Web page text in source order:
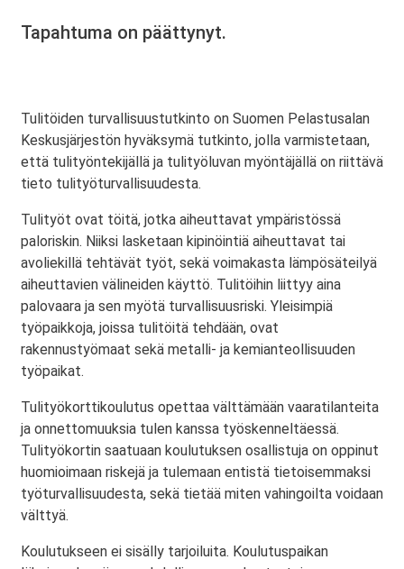
Tapahtuma on päättynyt.
Tulitöiden turvallisuustutkinto on Suomen Pelastusalan
Keskusjärjestön hyväksymä tutkinto, jolla varmistetaan,
että tulityöntekijällä ja tulityöluvan myöntäjällä on riittävä
tieto tulityöturvallisuudesta.
Tulityöt ovat töitä, jotka aiheuttavat ympäristössä
paloriskin. Niiksi lasketaan kipinöintiä aiheuttavat tai
avoliekillä tehtävät työt, sekä voimakasta lämpösäteilyä
aiheuttavien välineiden käyttö. Tulitöihin liittyy aina
palovaara ja sen myötä turvallisuusriski. Yleisimpiä
työpaikkoja, joissa tulitöitä tehdään, ovat
rakennustyömaat sekä metalli- ja kemianteollisuuden
työpaikat.
Tulityökorttikoulutus opettaa välttämään vaaratilanteita
ja onnettomuuksia tulen kanssa työskenneltäessä.
Tulityökortin saatuaan koulutuksen osallistuja on oppinut
huomioimaan riskejä ja tulemaan entistä tietoisemmaksi
työturvallisuudesta, sekä tietää miten vahingoilta voidaan
välttyä.
Koulutukseen ei sisälly tarjoiluita. Koulutuspaikan